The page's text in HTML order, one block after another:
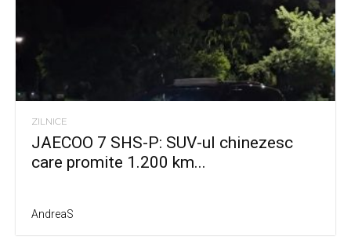
ZILNICE
JAECOO 7 SHS-P: SUV-ul chinezesc
care promite 1.200 km...
AndreaS